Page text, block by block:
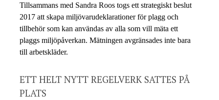
Tillsammans med Sandra Roos togs ett strategiskt beslut
2017 att skapa miljövarudeklarationer för plagg och
tillbehör som kan användas av alla som vill mäta ett
plaggs miljöpåverkan. Mätningen avgränsades inte bara
till arbetskläder.
ETT HELT NYTT REGELVERK SATTES PÅ
PLATS